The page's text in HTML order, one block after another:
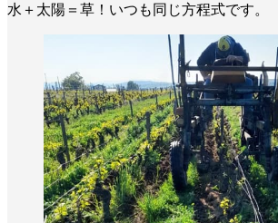
水＋太陽＝草！いつも同じ方程式です。